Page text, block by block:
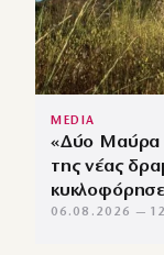
MEDIA
«Δύο Μαύρα
της νέας
κυκλοφόρησε
06.08.2026 —